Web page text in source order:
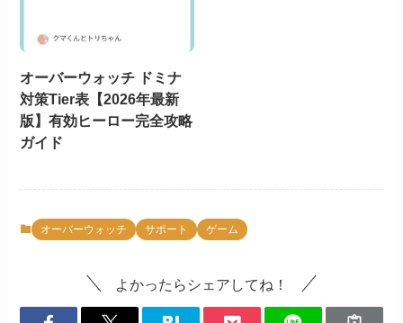
オーバーウォッチ ドミナ
対策Tier表【2026年最新
版】有効ヒーロー完全攻略
ガイド
オーバーウォッチ サポート ゲーム
よかったらシェアしてね！